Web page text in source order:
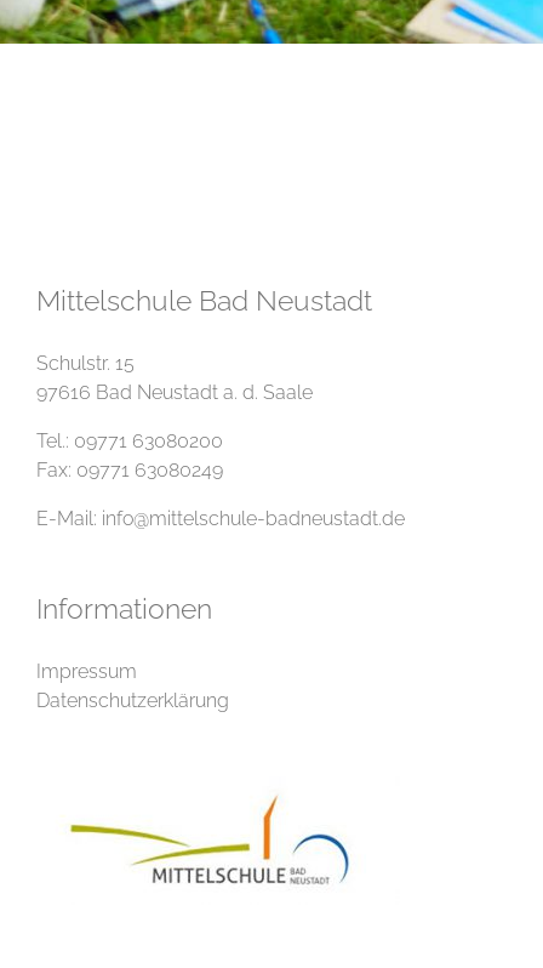
Mittelschule Bad Neustadt
Schulstr. 15
97616 Bad Neustadt a. d. Saale
Tel.: 09771 63080200
Fax: 09771 63080249
E-Mail: info@mittelschule-badneustadt.de
Informationen
Impressum
Datenschutzerklärung